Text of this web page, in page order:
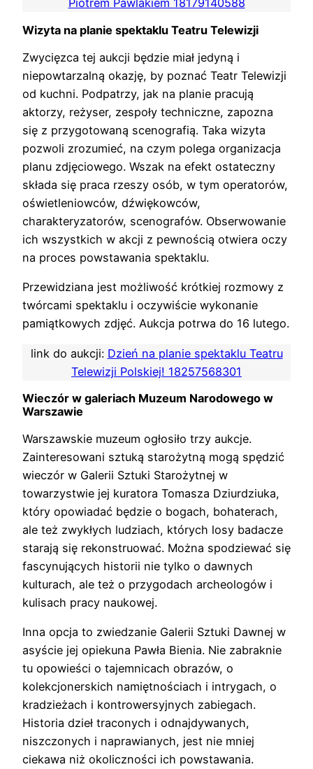
Piotrem Pawlakiem 18179140588
Wizyta na planie spektaklu Teatru Telewizji
Zwycięzca tej aukcji będzie miał jedyną i
niepowtarzalną okazję, by poznać Teatr Telewizji
od kuchni. Podpatrzy, jak na planie pracują
aktorzy, reżyser, zespoły techniczne, zapozna
się z przygotowaną scenografią. Taka wizyta
pozwoli zrozumieć, na czym polega organizacja
planu zdjęciowego. Wszak na efekt ostateczny
składa się praca rzeszy osób, w tym operatorów,
oświetleniowców, dźwiękowców,
charakteryzatorów, scenografów. Obserwowanie
ich wszystkich w akcji z pewnością otwiera oczy
na proces powstawania spektaklu.
Przewidziana jest możliwość krótkiej rozmowy z
twórcami spektaklu i oczywiście wykonanie
pamiątkowych zdjęć. Aukcja potrwa do 16 lutego.
link do aukcji: Dzień na planie spektaklu Teatru
Telewizji Polskiej! 18257568301
Wieczór w galeriach Muzeum Narodowego w
Warszawie
Warszawskie muzeum ogłosiło trzy aukcje.
Zainteresowani sztuką starożytną mogą spędzić
wieczór w Galerii Sztuki Starożytnej w
towarzystwie jej kuratora Tomasza Dziurdziuka,
który opowiadać będzie o bogach, bohaterach,
ale też zwykłych ludziach, których losy badacze
starają się rekonstruować. Można spodziewać się
fascynujących historii nie tylko o dawnych
kulturach, ale też o przygodach archeologów i
kulisach pracy naukowej.
Inna opcja to zwiedzanie Galerii Sztuki Dawnej w
asyście jej opiekuna Pawła Bienia. Nie zabraknie
tu opowieści o tajemnicach obrazów, o
kolekcjonerskich namiętnościach i intrygach, o
kradzieżach i kontrowersyjnych zabiegach.
Historia dzieł traconych i odnajdywanych,
niszczonych i naprawianych, jest nie mniej
ciekawa niż okoliczności ich powstawania.